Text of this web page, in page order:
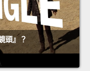
頭』？